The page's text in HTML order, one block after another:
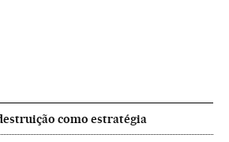
como estratégia